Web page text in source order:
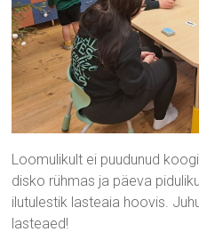
Loomulikult ei puudunud
disko rühmas ja päeva
ilutulestik lasteaia hoovis.
lasteaed!